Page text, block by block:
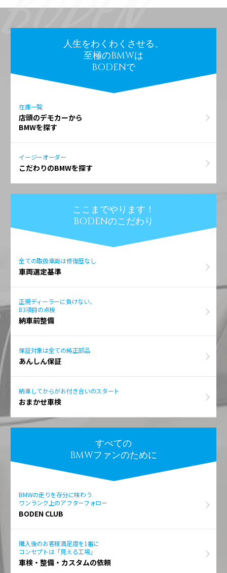
人生をわくわくさせる、
至極のBMWは
BODENで
在庫一覧
店頭のデモカーから
BMWを探す
イージーオーダー
こだわりのBMWを探す
ここまでやります！
BODENのこだわり
全ての取扱車両は修復歴なし
車両選定基準
正規ディーラーに負けない、
83項目の点検
納車前整備
保証対象は全ての純正部品
あんしん保証
納車してからがお付き合いのスタート
おまかせ車検
すべての
BMWファンのために
BMWの走りを存分に味わう
ワンランク上のアフターフォロー
BODEN CLUB
購入後のお客様満足度を1番に
コンセプトは「見える工場」
車検・整備・カスタムの依頼